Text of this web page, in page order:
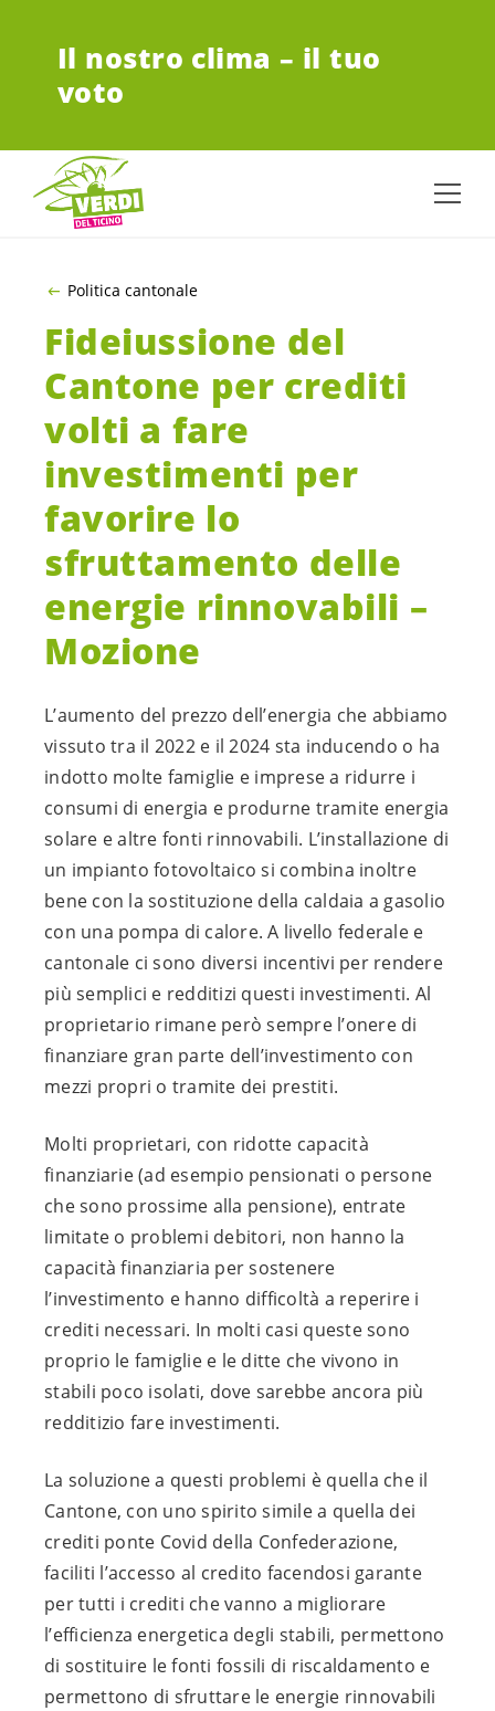
Il nostro clima – il tuo
voto
Politica cantonale
Fideiussione del
Cantone per crediti
volti a fare
investimenti per
favorire lo
sfruttamento delle
energie rinnovabili –
Mozione
L’aumento del prezzo dell’energia che abbiamo
vissuto tra il 2022 e il 2024 sta inducendo o ha
indotto molte famiglie e imprese a ridurre i
consumi di energia e produrne tramite energia
solare e altre fonti rinnovabili. L’installazione di
un impianto fotovoltaico si combina inoltre
bene con la sostituzione della caldaia a gasolio
con una pompa di calore. A livello federale e
cantonale ci sono diversi incentivi per rendere
più semplici e redditizi questi investimenti. Al
proprietario rimane però sempre l’onere di
finanziare gran parte dell’investimento con
mezzi propri o tramite dei prestiti.
Molti proprietari, con ridotte capacità
finanziarie (ad esempio pensionati o persone
che sono prossime alla pensione), entrate
limitate o problemi debitori, non hanno la
capacità finanziaria per sostenere
l’investimento e hanno difficoltà a reperire i
crediti necessari. In molti casi queste sono
proprio le famiglie e le ditte che vivono in
stabili poco isolati, dove sarebbe ancora più
redditizio fare investimenti.
La soluzione a questi problemi è quella che il
Cantone, con uno spirito simile a quella dei
crediti ponte Covid della Confederazione,
faciliti l’accesso al credito facendosi garante
per tutti i crediti che vanno a migliorare
l’efficienza energetica degli stabili, permettono
di sostituire le fonti fossili di riscaldamento e
permettono di sfruttare le energie rinnovabili